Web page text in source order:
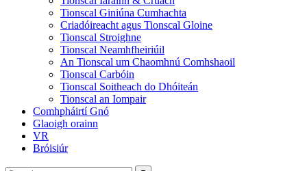
Tionscal Giniúna Cumhachta
Criadóireacht agus Tionscal Gloine
Tionscal Stroighne
Tionscal Neamhfheiriúil
An Tionscal um Chaomhnú Comhshaoil
Tionscal Carbóin
Tionscal Soitheach do Dhóiteán
Tionscal an Iompair
Comhpháirtí Gnó
Glaoigh orainn
VR
Bróisiúr